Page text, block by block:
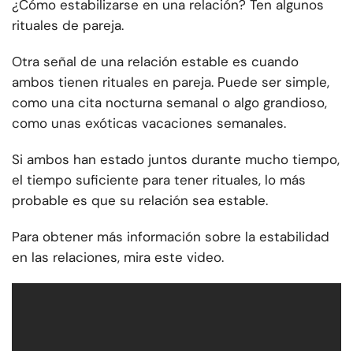
¿Cómo estabilizarse en una relación? Ten algunos
rituales de pareja.
Otra señal de una relación estable es cuando
ambos tienen rituales en pareja. Puede ser simple,
como una cita nocturna semanal o algo grandioso,
como unas exóticas vacaciones semanales.
Si ambos han estado juntos durante mucho tiempo,
el tiempo suficiente para tener rituales, lo más
probable es que su relación sea estable.
Para obtener más información sobre la estabilidad
en las relaciones, mira este video.